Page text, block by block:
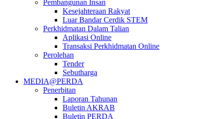
Pembangunan Insan
Kesejahteraan Rakyat
Luar Bandar Cerdik STEM
Perkhidmatan Dalam Talian
Aplikasi Online
Transaksi Perkhidmatan Online
Perolehan
Tender
Sebutharga
MEDIA@PERDA
Penerbitan
Laporan Tahunan
Buletin AKRAB
Buletin PERDA